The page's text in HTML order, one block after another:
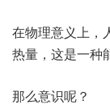
在物理意义上，
热量，这是一种
那么意识呢？